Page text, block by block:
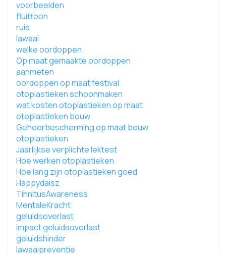
voorbeelden
fluittoon
ruis
lawaai
welke oordoppen
Op maat gemaakte oordoppen
aanmeten
oordoppen op maat festival
otoplastieken schoonmaken
wat kosten otoplastieken op maat
otoplastieken bouw
Gehoorbescherming op maat bouw
otoplastieken
Jaarlijkse verplichte lektest
Hoe werken otoplastieken
Hoe lang zijn otoplastieken goed
Happydaisz
TinnitusAwareness
MentaleKracht
geluidsoverlast
impact geluidsoverlast
geluidshinder
lawaaipreventie